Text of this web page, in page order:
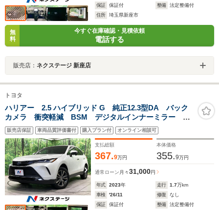
保証
保証付 整備
法定整備付
住所
埼玉県新座市
無
料
今すぐ在庫確認・見積依頼
電話する
販売店： ネクステージ 新座店
トヨタ
ハリアー 2.5 ハイブリッド G 純正12.3型DA バック
カメラ 衝突軽減 BSM デジタルインナーミラー レ
ーダークルーズコントロール 禁煙車 電動リアゲー
ト ハーフレザー クリアランスソナー LEDヘッドラ
イト ETC
販売店保証 車両品質評価書付 購入プラン付 オンライン相談可
支払総額
367.9万円
本体価格
355.9万円
通常ローン 月々31,000円
年式 2023年 走行 1.7万km
車検
'26/11 修復
なし
保証
保証付 整備
法定整備付